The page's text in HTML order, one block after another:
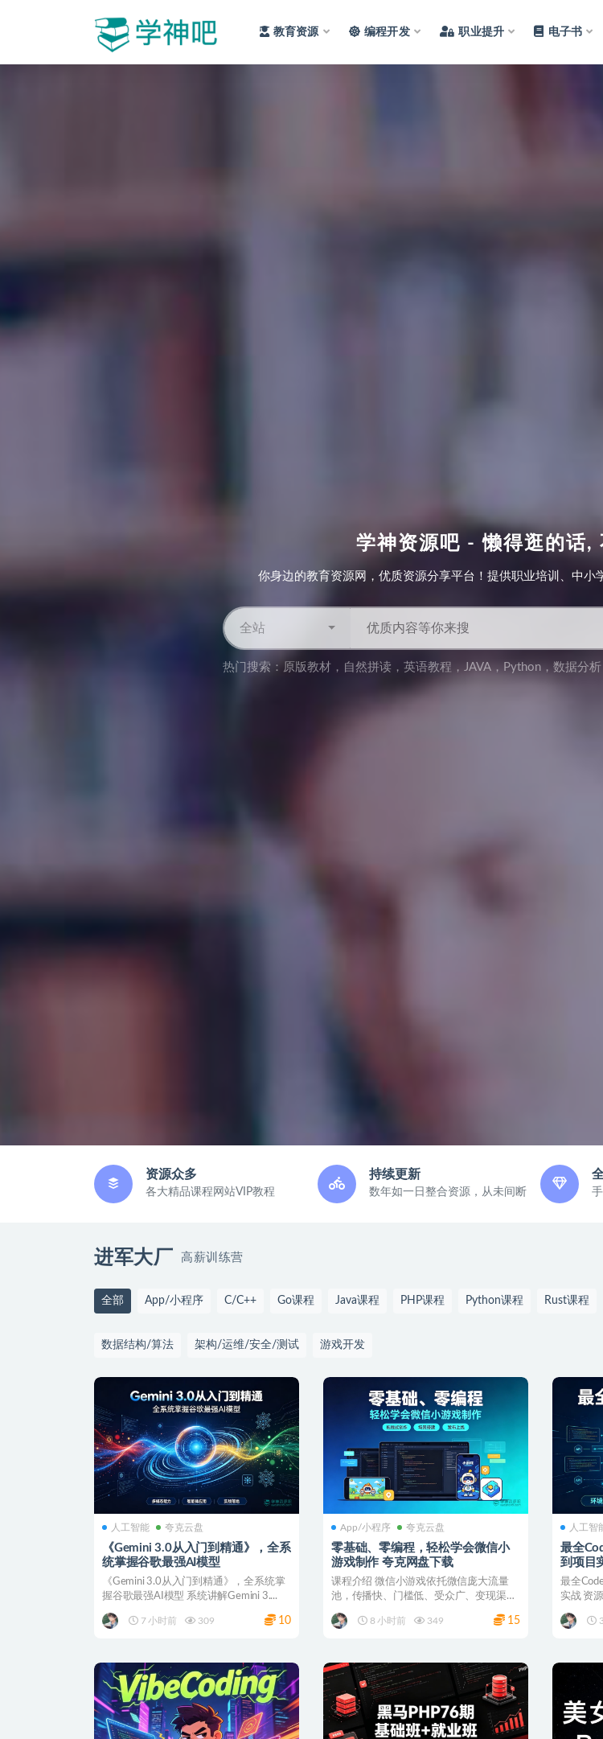
教育资源 编程开发 职业提升 电子书
学神资源吧 - 懒得逛的话,
你身边的教育资源网，优质资源分享平台！提供职业培训、中小
全站
热门搜索： 原版教材 ， 自然拼读 ， 英语教程 ， JAVA ， Python ， 数据分析
资源众多
各大精品课程网站VIP教程
持续更新
数年如一日整合资源，从未间断
进军大厂 高薪训练营
全部 App/小程序 C/C++ Go课程 Java课程 PHP课程 Python课程 Rust课程
数据结构/算法 架构/运维/安全/测试 游戏开发
人工智能 夸克云盘
《Gemini 3.0从入门到精通》，全系
统掌握谷歌最强AI模型
《Gemini 3.0从入门到精通》，全系统掌
握谷歌最强AI模型 系统讲解Gemini 3....
7 小时前 309 10
App/小程序 夸克云盘
零基础、零编程，轻松学会微信小
游戏制作 夸克网盘下载
课程介绍 微信小游戏依托微信庞大流量
池，传播快、门槛低、受众广、变现渠道
8 小时前
349 15
人工智
最全
最全
实战 资